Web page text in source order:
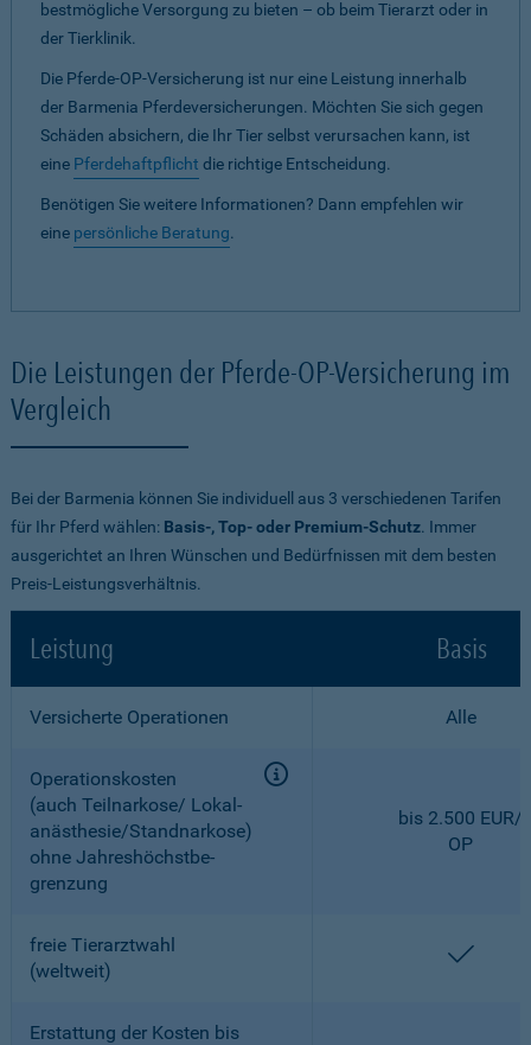
bestmögliche Versorgung zu bieten – ob beim Tierarzt oder in
der Tierklinik.
Die Pferde-OP-Versicherung ist nur eine Leistung innerhalb
der Barmenia Pferdeversicherungen. Möchten Sie sich gegen
Schäden absichern, die Ihr Tier selbst verursachen kann, ist
eine Pferdehaftpflicht die richtige Entscheidung.
Benötigen Sie weitere Informationen? Dann empfehlen wir
eine persönliche Beratung.
Die Leistungen der Pferde-OP-Versicherung im
Vergleich
Bei der Barmenia können Sie individuell aus 3 verschiedenen Tarifen
für Ihr Pferd wählen: Basis-, Top- oder Premium-Schutz. Immer
ausgerichtet an Ihren Wünschen und Bedürfnissen mit dem besten
Preis-Leistungsverhältnis.
Leistung Basis
Versicherte Operationen Alle
Operationskosten
(auch Teilnarkose/ Lokal­
anästhesie/Standnarkose)
ohne Jahreshöchstbe­
grenzung
bis 2.500 EUR/
OP
freie Tierarztwahl
(weltweit)
Erstattung der Kosten bis